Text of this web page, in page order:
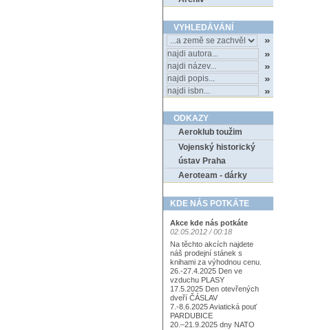
VYHLEDÁVÁNÍ
ODKAZY
Aeroklub toužim
Vojenský historický
ústav Praha
Aeroteam - dárky
KDE NÁS POTKÁTE
Akce kde nás potkáte
02.05.2012 / 00:18
Na těchto akcích najdete
náš prodejní stánek s
knihami za výhodnou cenu.
26.-27.4.2025 Den ve
vzduchu PLASY
17.5.2025 Den otevřených
dveří ČÁSLAV
7.-8.6.2025 Aviatická pouť
PARDUBICE
20.–21.9.2025 dny NATO